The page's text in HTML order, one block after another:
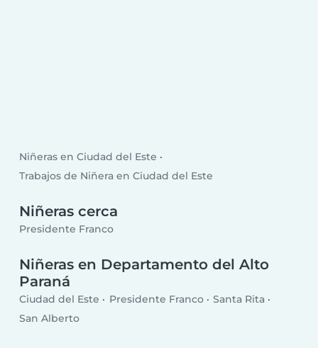
Niñeras en Ciudad del Este
Trabajos de Niñera en Ciudad del Este
Niñeras cerca
Presidente Franco
Niñeras en Departamento del Alto
Paraná
Ciudad del Este Presidente Franco
Santa Rita
San Alberto